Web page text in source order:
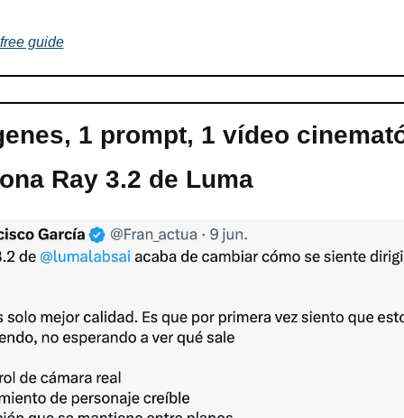
guide
1 prompt, 1 vídeo
Ray 3.2 de Luma